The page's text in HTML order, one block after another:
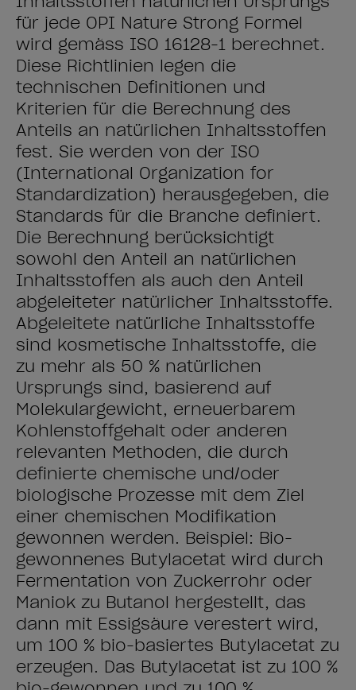
für jede OPI Nature Strong Formel
wird gemäss ISO 16128-1 berechnet.
Diese Richtlinien legen die
technischen Definitionen und
Kriterien für die Berechnung des
Anteils an natürlichen Inhaltsstoffen
fest. Sie werden von der ISO
(International Organization for
Standardization) herausgegeben, die
Standards für die Branche definiert.
Die Berechnung berücksichtigt
sowohl den Anteil an natürlichen
Inhaltsstoffen als auch den Anteil
abgeleiteter natürlicher Inhaltsstoffe.
Abgeleitete natürliche Inhaltsstoffe
sind kosmetische Inhaltsstoffe, die
zu mehr als 50 % natürlichen
Ursprungs sind, basierend auf
Molekulargewicht, erneuerbarem
Kohlenstoffgehalt oder anderen
relevanten Methoden, die durch
definierte chemische und/oder
biologische Prozesse mit dem Ziel
einer chemischen Modifikation
gewonnen werden. Beispiel: Bio-
gewonnenes Butylacetat wird durch
Fermentation von Zuckerrohr oder
Maniok zu Butanol hergestellt, das
dann mit Essigsäure verestert wird,
um 100 % bio-basiertes Butylacetat zu
erzeugen. Das Butylacetat ist zu 100 %